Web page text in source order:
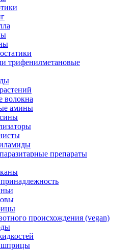
трифенилметановые
амины
препараты
происхождения (vegan)